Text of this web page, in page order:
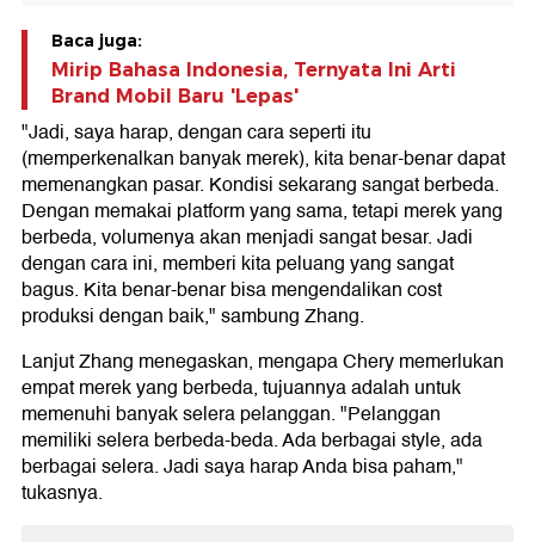
Baca juga:
Mirip Bahasa Indonesia, Ternyata Ini Arti
Brand Mobil Baru 'Lepas'
"Jadi, saya harap, dengan cara seperti itu
(memperkenalkan banyak merek), kita benar-benar dapat
memenangkan pasar. Kondisi sekarang sangat berbeda.
Dengan memakai platform yang sama, tetapi merek yang
berbeda, volumenya akan menjadi sangat besar. Jadi
dengan cara ini, memberi kita peluang yang sangat
bagus. Kita benar-benar bisa mengendalikan cost
produksi dengan baik," sambung Zhang.
Lanjut Zhang menegaskan, mengapa Chery memerlukan
empat merek yang berbeda, tujuannya adalah untuk
memenuhi banyak selera pelanggan. "Pelanggan
memiliki selera berbeda-beda. Ada berbagai style, ada
berbagai selera. Jadi saya harap Anda bisa paham,"
tukasnya.